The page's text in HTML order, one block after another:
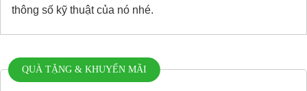
thông số kỹ thuật của nó nhé.
QUÀ TẶNG & KHUYẾN MÃI